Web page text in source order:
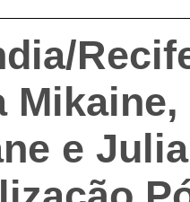
e